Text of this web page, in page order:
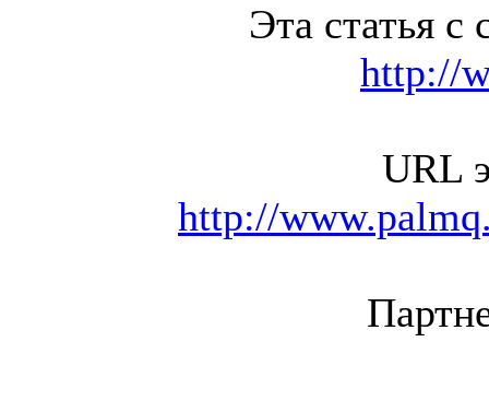
Эта статья с
http://
URL
http://